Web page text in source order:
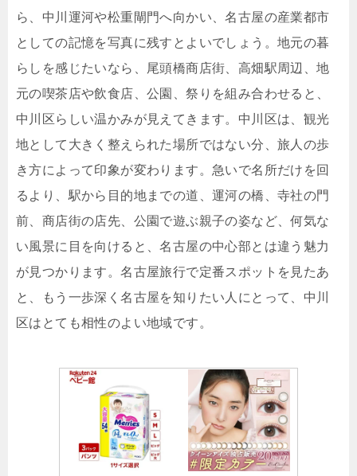
ら、中川運河や松重閘門へ向かい、名古屋の産業都市
としての記憶を写真に残すとよいでしょう。地元の暮
らしを感じたいなら、尾頭橋商店街、高畑駅周辺、地
元の喫茶店や飲食店、公園、祭りを組み合わせると、
中川区らしい温かみが見えてきます。中川区は、観光
地として大きく整えられた場所ではない分、旅人の歩
き方によって印象が変わります。急いで名所だけを回
るより、駅から目的地までの道、運河の橋、寺社の門
前、商店街の店先、公園で遊ぶ親子の姿など、何気な
い風景に目を向けると、名古屋の中心部とは違う魅力
が見つかります。名古屋旅行で定番スポットを見たあ
と、もう一歩深く名古屋を知りたい人にとって、中川
区はとても相性のよい地域です。